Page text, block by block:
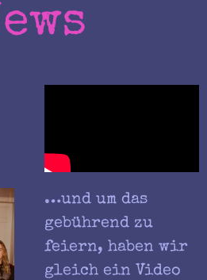
…und um das
gebührend zu
feiern, haben wir
gleich ein Video